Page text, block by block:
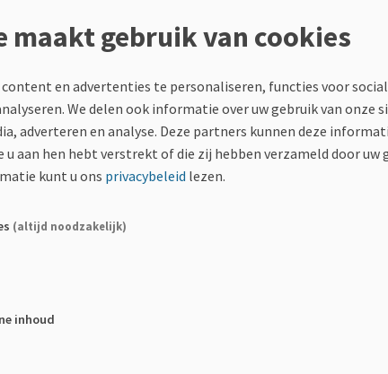
ons?
Tijdsduur
maakt gebruik van cookies
en advertenties te personaliseren, functies voor
We delen ook informatie over uw gebruik van onze
adverteren en analyse. Deze partners kunnen deze
aan hen hebt verstrekt of die zij hebben verzameld door uw
kunt u ons privacybeleid lezen.
(altijd noodzakelijk)
inhoud